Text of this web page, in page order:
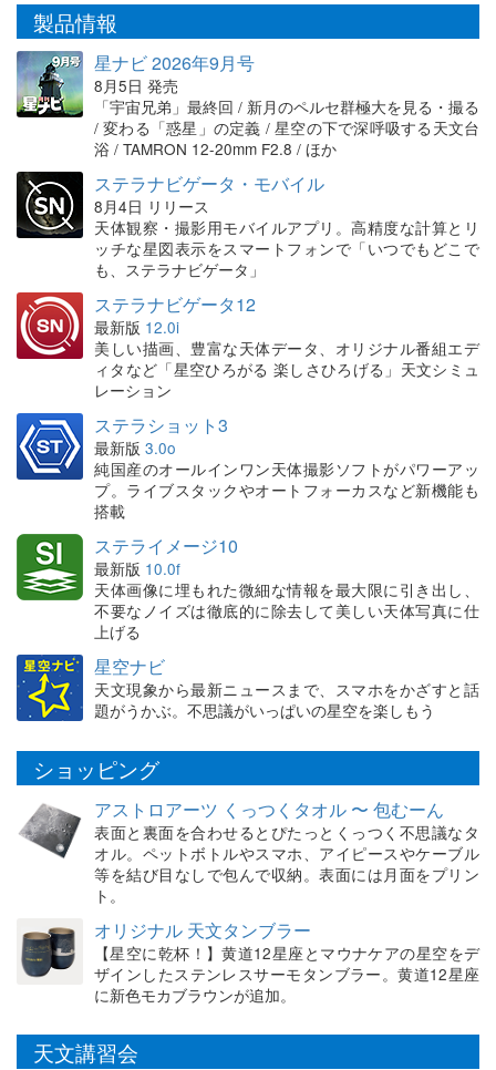
製品情報
星ナビ 2026年9月号
8月5日 発売
「宇宙兄弟」最終回 / 新月のペルセ群極大を見る・撮る
/ 変わる「惑星」の定義 / 星空の下で深呼吸する天文台
浴 / TAMRON 12-20mm F2.8 / ほか
ステラナビゲータ・モバイル
8月4日 リリース
天体観察・撮影用モバイルアプリ。高精度な計算とリ
ッチな星図表示をスマートフォンで「いつでもどこで
も、ステラナビゲータ」
ステラナビゲータ12
最新版 12.0i
美しい描画、豊富な天体データ、オリジナル番組エデ
ィタなど「星空ひろがる 楽しさひろげる」天文シミュ
レーション
ステラショット3
最新版 3.0o
純国産のオールインワン天体撮影ソフトがパワーアッ
プ。ライブスタックやオートフォーカスなど新機能も
搭載
ステライメージ10
最新版 10.0f
天体画像に埋もれた微細な情報を最大限に引き出し、
不要なノイズは徹底的に除去して美しい天体写真に仕
上げる
星空ナビ
天文現象から最新ニュースまで、スマホをかざすと話
題がうかぶ。不思議がいっぱいの星空を楽しもう
ショッピング
アストロアーツ くっつくタオル 〜 包むーん
表面と裏面を合わせるとぴたっとくっつく不思議なタ
オル。ペットボトルやスマホ、アイピースやケーブル
等を結び目なしで包んで収納。表面には月面をプリン
ト。
オリジナル 天文タンブラー
【星空に乾杯！】黄道12星座とマウナケアの星空をデ
ザインしたステンレスサーモタンブラー。黄道12星座
に新色モカブラウンが追加。
天文講習会